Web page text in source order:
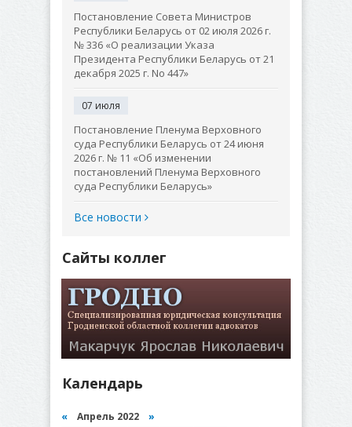
Постановление Совета Министров
Республики Беларусь от 02 июля 2026 г.
№ 336 «О реализации Указа
Президента Республики Беларусь от 21
декабря 2025 г. No 447»
07 июля
Постановление Пленума Верховного
суда Республики Беларусь от 24 июня
2026 г. № 11 «Об изменении
постановлений Пленума Верховного
суда Республики Беларусь»
Все новости
Сайты коллег
Календарь
« Апрель 2022 »